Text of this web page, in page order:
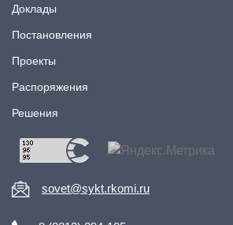
Доклады
Постановления
Проекты
Распоряжения
Решения
sovet@sykt.rkomi.ru